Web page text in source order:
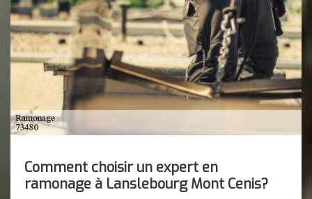
Comment choisir un expert en
ramonage à Lanslebourg Mont Cenis?